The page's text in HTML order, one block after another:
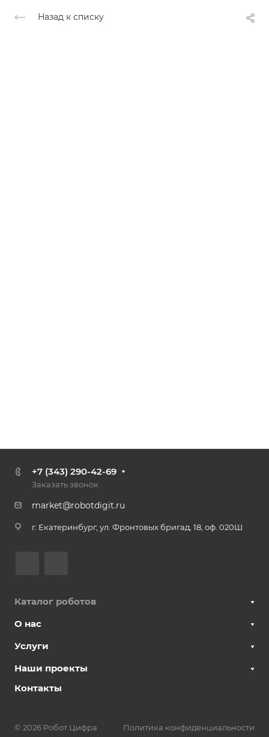
Назад к списку
+7 (343) 290-42-69
Заказать звонок
market@robotdigit.ru
г. Екатеринбург, ул. Фронтовых бригад, 18, оф. 020Ш
Каталог роботов
О нас
Услуги
Наши проекты
Контакты
© 2026 Робот Цифра Политика конфиденциальности